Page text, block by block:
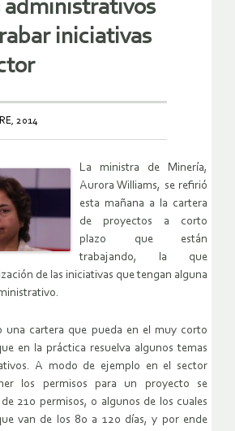
administrativos
iniciativas
2014
La ministra de Minería,
Aurora Williams, se refirió
esta mañana a la cartera
de proyectos a corto
plazo que están
trabajando, la que
de las iniciativas que tengan alguna
una cartera que pueda en el muy corto
en la práctica resuelva algunos temas
A modo de ejemplo en el sector
los permisos para un proyecto se
210 permisos, o algunos de los cuales
van de los 80 a 120 días, y por ende